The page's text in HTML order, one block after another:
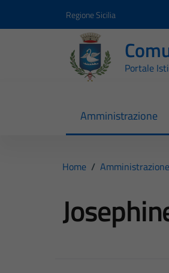
Regione Sicilia
Portale
Amministrazione
Home / Amministrazione